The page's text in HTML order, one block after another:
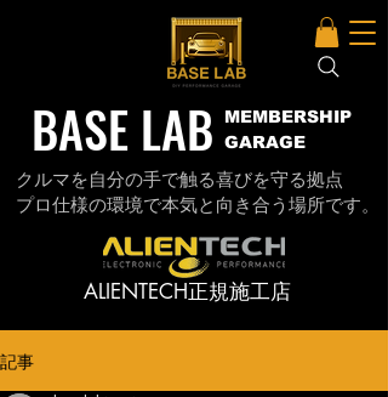
MEMBERSHIP
GARAGE
BASE LAB
ALIENTECH正規施工店
クルマを自分の手で触る喜びを守る拠点
プロ仕様の環境で本気と向き合う場所です。
記事